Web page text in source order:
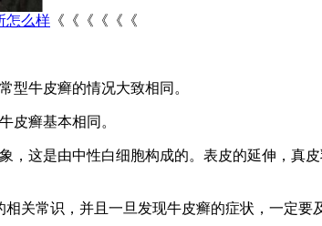
怎么样 《《《《《《
型牛皮癣的情况大致相同。
皮癣基本相同。
这是由中性白细胞构成的。表皮的延伸，真皮
关常识，并且一旦发现牛皮癣的症状，一定要